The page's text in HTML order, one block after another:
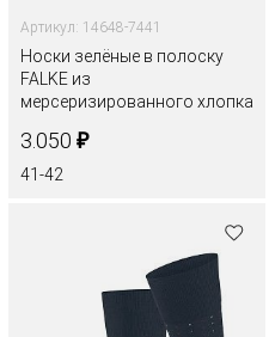
Артикул: 14648-7441
Носки зелёные в полоску
FALKE из
мерсеризированного хлопка
3.050 ₽
41-42